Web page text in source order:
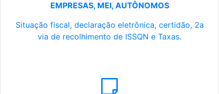
EMPRESAS, MEI, AUTÔNOMOS
Situação fiscal, declaração eletrônica, certidão, 2a
via de recolhimento de ISSQN e Taxas.